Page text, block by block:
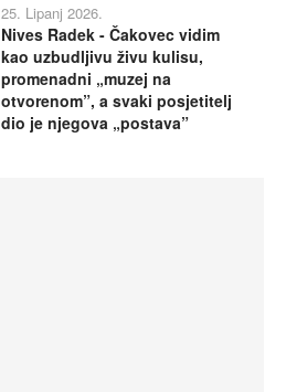
25. Lipanj 2026.
Nives Radek - Čakovec vidim
kao uzbudljivu živu kulisu,
promenadni „muzej na
otvorenom”, a svaki posjetitelj
dio je njegova „postava”